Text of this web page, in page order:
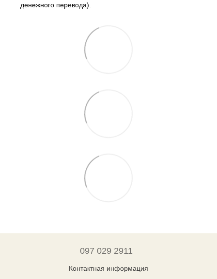
денежного перевода).
097 029 2911
Контактная информация